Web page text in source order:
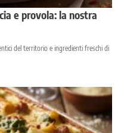
e provola: la nostra
del territorio e ingredienti freschi di